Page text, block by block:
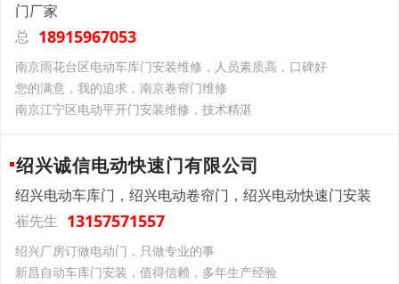
门厂家
总 18915967053
南京雨花台区电动车库门安装维修，人员素质高，口碑好
您的满意，我的追求，南京卷帘门维修
南京江宁区电动平开门安装维修，技术精湛
绍兴诚信电动快速门有限公司
绍兴电动车库门，绍兴电动卷帘门，绍兴电动快速门安装
崔先生 13157571557
绍兴厂房订做电动门，只做专业的事
新昌自动车库门安装，值得信赖，多年生产经验